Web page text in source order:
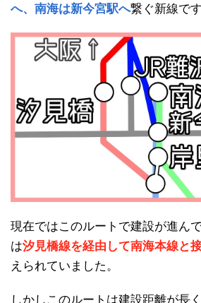
へ、南海は新今宮駅へ繋ぐ新線です
現在ではこのルートで建設が進ん
は汐見橋線を経由して南海本線と
えられていました。
しかしこのルートは建設距離が長